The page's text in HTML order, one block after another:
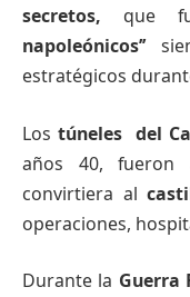
secretos, que
napoleónicos’’
estratégicos
Los túneles del
años 40, fueron
convirtiera alc
operaciones,
Durante la Guerra